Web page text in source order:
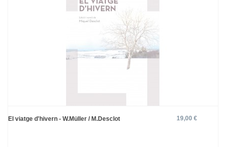
El viatge d'hivern - W.Müller / M.Desclot 19,00 €